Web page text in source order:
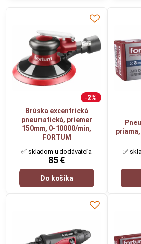
2%
Brúska excentrická
pneumatická, priemer
150mm, 0-10000/min,
FORTUM
✅ skladom u dodávateľa
85 €
Do košíka
✅